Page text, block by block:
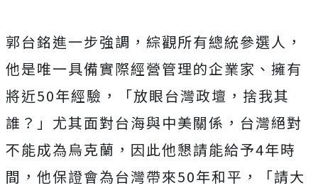
郭台銘進一步強調，綜觀所有總統參選人，
他是唯一具備實際經營管理的企業家、擁有
將近50年經驗，「放眼台灣政壇，捨我其
誰？」尤其面對台海與中美關係，台灣絕對
不能成為烏克蘭，因此他懇請能給予4年時
間，他保證會為台灣帶來50年和平，「請大